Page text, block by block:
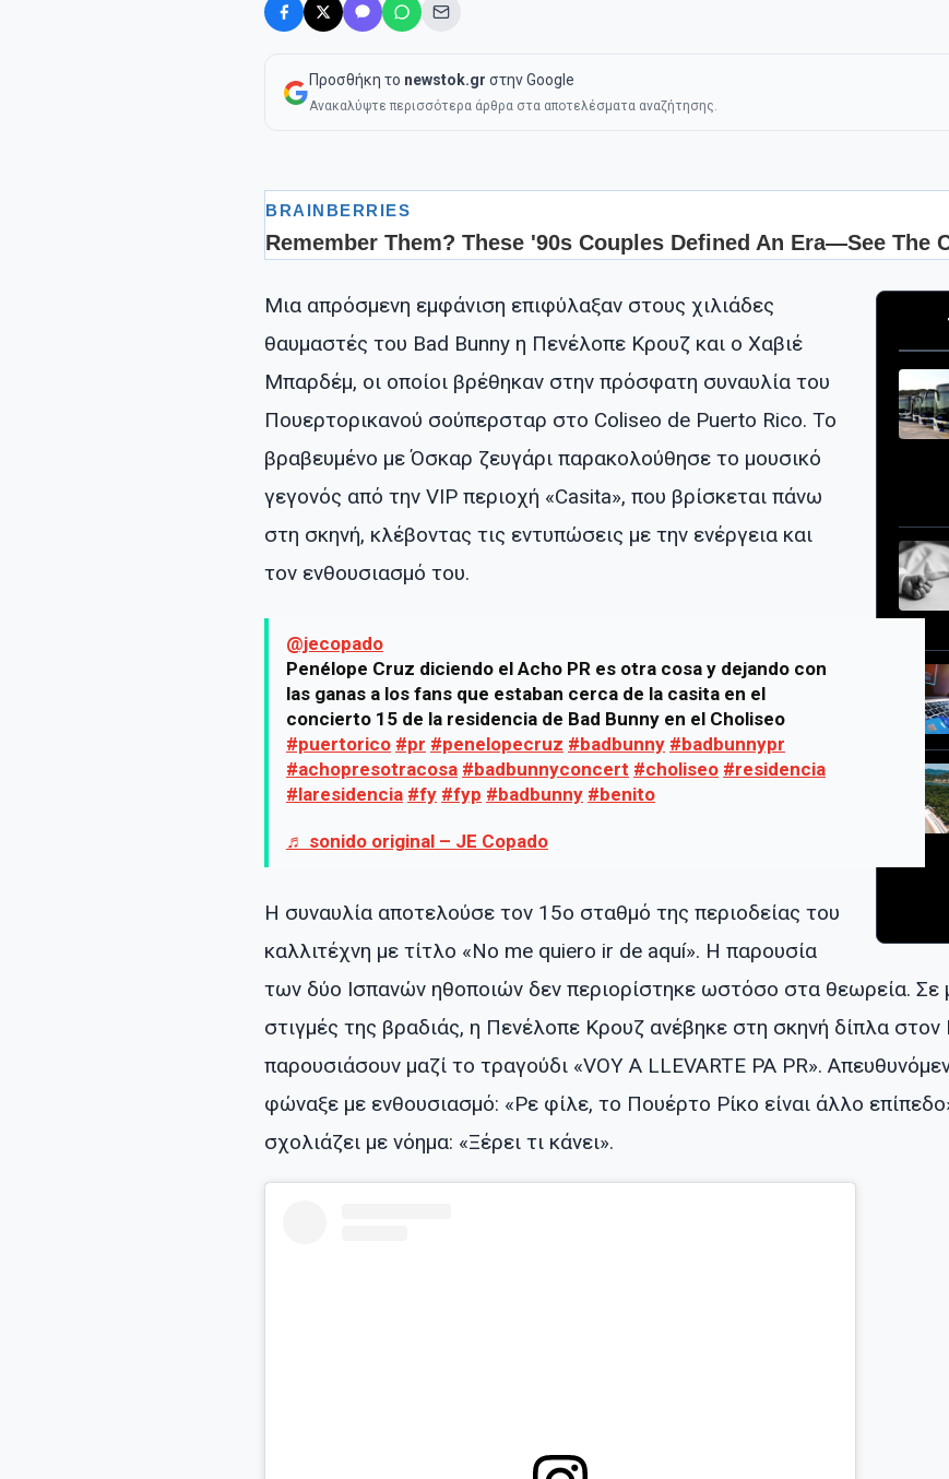
Προσθήκη το newstok.gr στην Google
Ανακαλύψτε περισσότερα άρθρα στα αποτελέσματα αναζήτησης.
Μια απρόσμενη εμφάνιση επιφύλαξαν στους χιλιάδες
θαυμαστές του Bad Bunny η Πενέλοπε Κρουζ και ο Χαβιέ
Μπαρδέμ, οι οποίοι βρέθηκαν στην πρόσφατη συναυλία του
Πουερτορικανού σούπερσταρ στο Coliseo de Puerto Rico. Το
βραβευμένο με Όσκαρ ζευγάρι παρακολούθησε το μουσικό
γεγονός από την VIP περιοχή «Casita», που βρίσκεται πάνω
στη σκηνή, κλέβοντας τις εντυπώσεις με την ενέργεια και
τον ενθουσιασμό του.
@jecopado
Penélope Cruz diciendo el Acho PR es otra cosa y dejando con
las ganas a los fans que estaban cerca de la casita en el
concierto 15 de la residencia de Bad Bunny en el Choliseo
#puertorico #pr #penelopecruz #badbunny #badbunnypr
#achopresotracosa #badbunnyconcert #choliseo #residencia
#laresidencia #fy #fyp #badbunny #benito
♬ sonido original – JE Copado
Η συναυλία αποτελούσε τον 15ο σταθμό της περιοδείας του
καλλιτέχνη με τίτλο «No me quiero ir de aquí». Η παρουσία
των δύο Ισπανών ηθοποιών δεν περιορίστηκε ωστόσο στα θεωρεία. Σε
στιγμές της βραδιάς, η Πενέλοπε Κρουζ ανέβηκε στη σκηνή δίπλα στον
παρουσιάσουν μαζί το τραγούδι «VOY A LLEVARTE PA PR».
φώναξε με ενθουσιασμό: «Ρε φίλε, το Πουέρτο Ρίκο είναι άλλο
σχολιάζει με νόημα: «Ξέρει τι κάνει».